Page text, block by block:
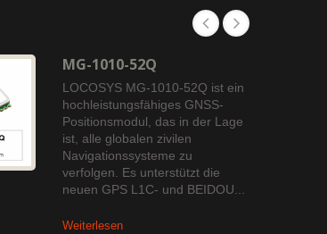
MG-1010-52Q
LOCOSYS MG-1010-52Q ist ein
hochleistungsfähiges GNSS-
Positionsmodul, das in der Lage
ist, alle globalen zivilen
Navigationssysteme zu
verfolgen. Es unterstützt die
neuen GPS L1C- und BEIDOU...
Weiterlesen